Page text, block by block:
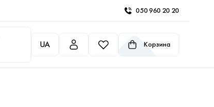
050 960 20 20
UA Корзина